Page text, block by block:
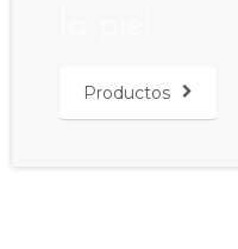
Productos